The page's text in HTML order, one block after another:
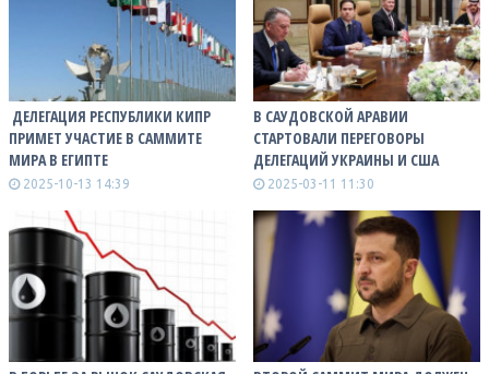
​ ДЕЛЕГАЦИЯ РЕСПУБЛИКИ КИПР
ПРИМЕТ УЧАСТИЕ В САММИТЕ
МИРА В ЕГИПТЕ
2025-10-13 14:39
В САУДОВСКОЙ АРАВИИ
СТАРТОВАЛИ ПЕРЕГОВОРЫ
ДЕЛЕГАЦИЙ УКРАИНЫ И США
2025-03-11 11:30